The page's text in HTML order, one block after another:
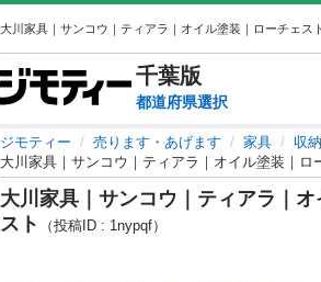
千葉版
都道府県選択
ジモティー 売ります・あげます 家具 収
大川家具｜サンコウ｜ティアラ｜オイル塗装｜ロ
大川家具｜サンコウ｜ティアラ｜
スト
（投稿ID : 1nypqf）